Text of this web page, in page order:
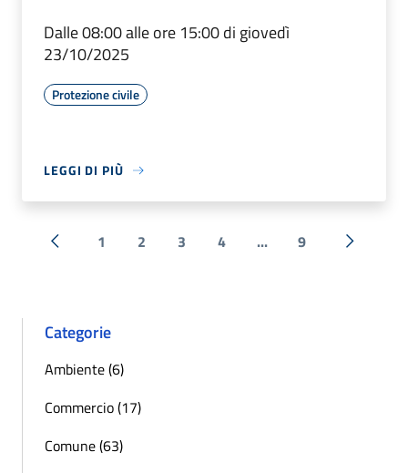
Dalle 08:00 alle ore 15:00 di giovedì
23/10/2025
Protezione civile
LEGGI DI PIÙ
« Precedente
1 2 3 4 ... 9
Categorie
Ambiente (6)
Commercio (17)
Comune (63)